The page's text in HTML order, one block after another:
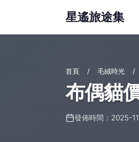
星遙旅途集
首頁 毛絨時光
布偶貓
發佈時間：2025-